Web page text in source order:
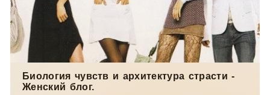
Биология чувств и архитектура страсти -
Женский блог.